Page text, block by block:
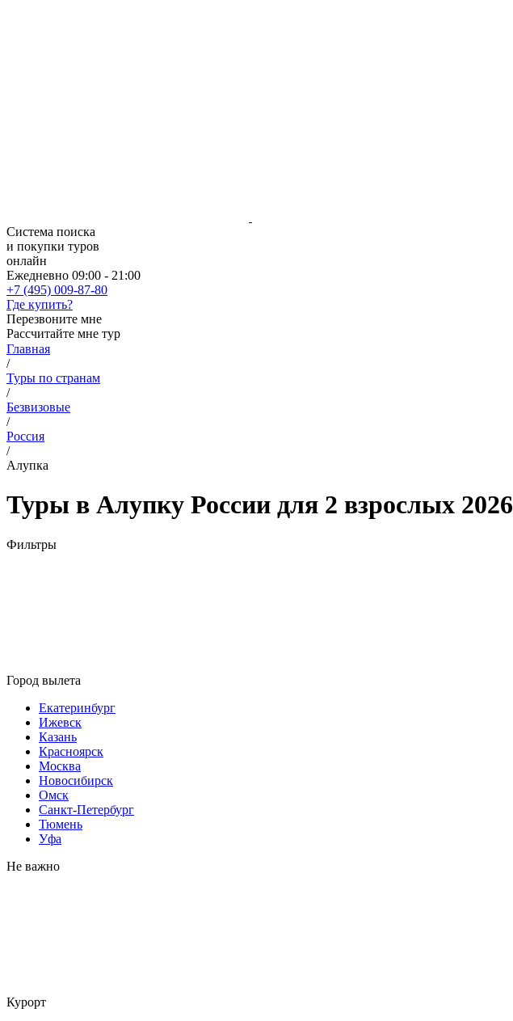
Система поиска
и покупки туров
онлайн
Ежедневно 09:00 - 21:00
+7 (495) 009-87-80
Где купить?
Перезвоните мне
Рассчитайте мне тур
Главная
/
Туры по странам
/
Безвизовые
/
Россия
/
Алупка
Туры в Алупку России для 2 взрослых 2026
Фильтры
Город вылета
Екатеринбург
Ижевск
Казань
Красноярск
Москва
Новосибирск
Омск
Санкт-Петербург
Тюмень
Уфа
Не важно
Курорт